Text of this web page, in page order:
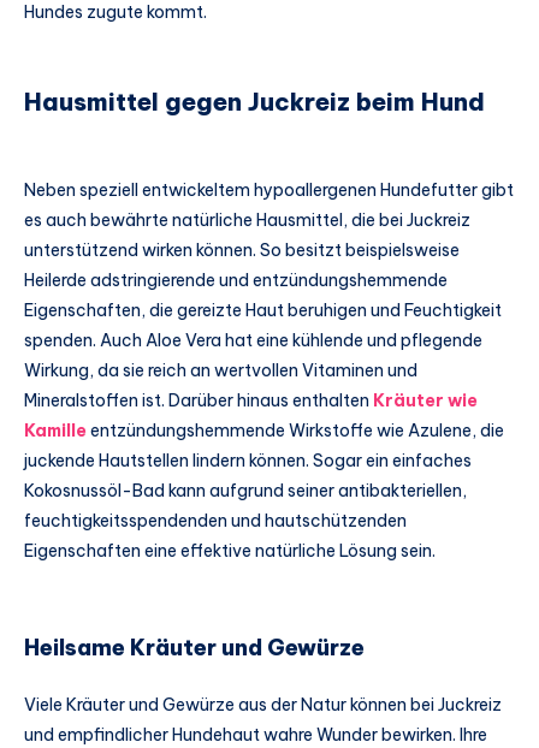
Hundes zugute kommt.
Hausmittel gegen Juckreiz beim Hund
Neben speziell entwickeltem hypoallergenen Hundefutter gibt
es auch bewährte natürliche Hausmittel, die bei Juckreiz
unterstützend wirken können. So besitzt beispielsweise
Heilerde adstringierende und entzündungshemmende
Eigenschaften, die gereizte Haut beruhigen und Feuchtigkeit
spenden. Auch Aloe Vera hat eine kühlende und pflegende
Wirkung, da sie reich an wertvollen Vitaminen und
Mineralstoffen ist. Darüber hinaus enthalten Kräuter wie
Kamille entzündungshemmende Wirkstoffe wie Azulene, die
juckende Hautstellen lindern können. Sogar ein einfaches
Kokosnussöl-Bad kann aufgrund seiner antibakteriellen,
feuchtigkeitsspendenden und hautschützenden
Eigenschaften eine effektive natürliche Lösung sein.
Heilsame Kräuter und Gewürze
Viele Kräuter und Gewürze aus der Natur können bei Juckreiz
und empfindlicher Hundehaut wahre Wunder bewirken. Ihre